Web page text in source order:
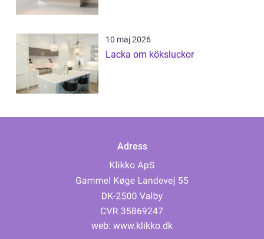
10 maj 2026
Lacka om köksluckor
Adress
web: www.klikko.dk